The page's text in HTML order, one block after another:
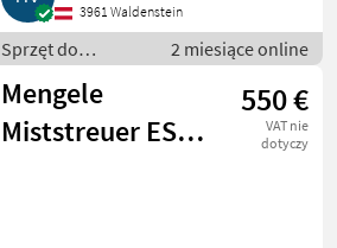
3961 Waldenstein
Sprzęt do
nawożenia i
nawadniania /
Rozsiewacze
kompostu i
2 miesiące online
Mengele
Miststreuer ES
550 €
VAT nie
dotyczy